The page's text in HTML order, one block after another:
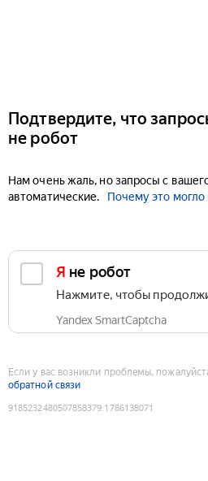
Подтвердите, что
не робот
Нам очень жаль, но запросы с
автоматические.
Почему это могло
Я не робот
Нажмите, чтобы
Yandex SmartCaptcha
Если у вас возникли проблемы,
обратной связи
9185232480507858379:1786138071